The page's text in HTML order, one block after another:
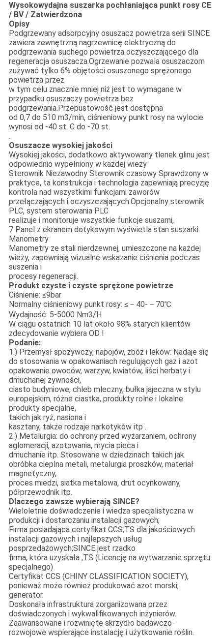
Wysokowydajna suszarka pochłaniająca punkt rosy CE
/ BV / Zatwierdzona
Opisy
Podgrzewany adsorpcyjny osuszacz powietrza serii SINCE
zawiera zewnętrzną nagrzewnicę elektryczną do
podgrzewania suchego powietrza oczyszczającego dla
regeneracja osuszacza.Ogrzewanie pozwala osuszaczom
zużywać tylko 6% objętości osuszonego sprężonego
powietrza przez
w tym celu znacznie mniej niż jest to wymagane w
przypadku osuszaczy powietrza bez
podgrzewania.Przepustowość jest dostępna
od 0,7 do 510 m3/min, ciśnieniowy punkt rosy na wylocie
wynosi od -40 st. C do -70 st.
.
Osuszacze wysokiej jakości
Wysokiej jakości, dodatkowo aktywowany tlenek glinu jest
odpowiednio wypełniony w każdej wieży
Sterownik Niezawodny Sterownik czasowy Sprawdzony w
praktyce, ta konstrukcja i technologia zapewniają precyzję
kontrola nad wszystkimi funkcjami zaworów
przełączających i oczyszczających.Opcjonalny sterownik
PLC, system sterowania PLC
realizuje i monitoruje wszystkie funkcje suszarni,
7 Panel z ekranem dotykowym wyświetla stan suszarki.
Manometry
Manometry ze stali nierdzewnej, umieszczone na każdej
wieży, zapewniają wizualne wskazanie ciśnienia podczas
suszenia i
procesy regeneracji.
Produkt czyste i czyste sprężone powietrze
Ciśnienie: ≤9bar
Normalny ciśnieniowy punkt rosy: ≤－40-－70℃
Wydajność: 5-5000 Nm3/H
W ciągu ostatnich 10 lat około 98% starych klientów
zdecydowanie wybiera OD !
Podanie:
1.) Przemysł spożywczy, napojów, zbóż i leków: Nadaje się
do stosowania w opakowaniach regulujących gaz i azot
opakowanie owoców, warzyw, kwiatów, liści herbaty i
dmuchanej żywności,
ciasto budyniowe, chleb mleczny, bułka jajeczna w stylu
europejskim, różne ciastka, produkty rolne i lokalne
produkty specjalne,
takich jak ryż, nasiona i
kasztany, także rodzaje narkotyków itp .
2.) Metalurgia: do ochrony przed wyżarzaniem, ochrony
aglomeracji, azotowania, mycia pieca i
dmuchanie itp. Stosowane w dziedzinach takich jak
obróbka cieplna metali, metalurgia proszków, materiał
magnetyczny,
proces miedzi, siatka metalowa, drut ocynkowany,
półprzewodnik itp.
Dlaczego zawsze wybierają SINCE?
Wieloletnie doświadczenie i wiedza specjalistyczna w
produkcji i dostarczaniu instalacji gazowych;
Firma posiadająca certyfikat CCS,TS dla jakościowych
instalacji gazowych i najlepszych usług
posprzedażowych;SINCE jest rzadko
firma, która uzyskała ,TS (Licencję na wytwarzanie sprzętu
specjalnego)
Certyfikat CCS (CHINY CLASSIFICATION SOCIETY),
ponieważ może również produkować azot morski;
generator.
Doskonała infrastruktura zorganizowana przez
doświadczonych i wykwalifikowanych inżynierów.
Zaawansowane i rozwinięte skrzydło badawczo-
rozwojowe wspierające instalację i użytkowanie roślin.